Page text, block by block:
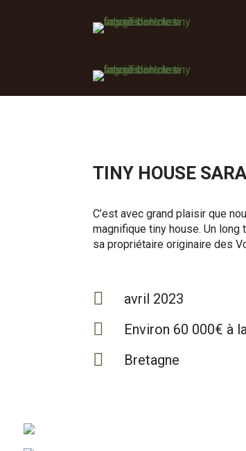
TINY HOUSE
C’est avec grand plaisir que
magnifique tiny house. Un long
sa propriétaire originaire des
 avril 2023
 Environ 60 000€ à
 Bretagne